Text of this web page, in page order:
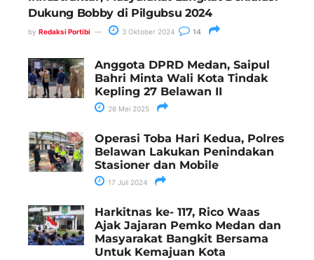
Dukung Bobby di Pilgubsu 2024
by Redaksi Portibi 3 Oktober 2024 14
Anggota DPRD Medan, Saipul
Bahri Minta Wali Kota Tindak
Kepling 27 Belawan II
26 Mei 2025
Operasi Toba Hari Kedua, Polres
Belawan Lakukan Penindakan
Stasioner dan Mobile
17 Juli 2024
Harkitnas ke- 117, Rico Waas
Ajak Jajaran Pemko Medan dan
Masyarakat Bangkit Bersama
Untuk Kemajuan Kota